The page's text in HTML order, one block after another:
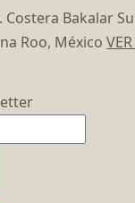
Costera Bakalar
Roo, México